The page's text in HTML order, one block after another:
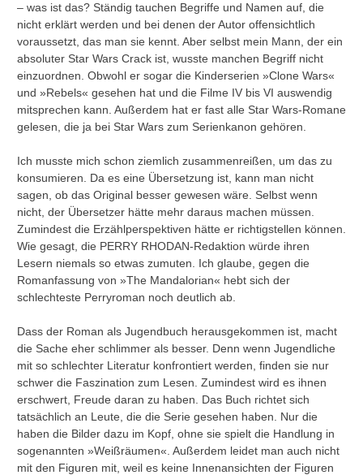
– was ist das? Ständig tauchen Begriffe und Namen auf, die
nicht erklärt werden und bei denen der Autor offensichtlich
voraussetzt, das man sie kennt. Aber selbst mein Mann, der ein
absoluter Star Wars Crack ist, wusste manchen Begriff nicht
einzuordnen. Obwohl er sogar die Kinderserien »Clone Wars«
und »Rebels« gesehen hat und die Filme IV bis VI auswendig
mitsprechen kann. Außerdem hat er fast alle Star Wars-Romane
gelesen, die ja bei Star Wars zum Serienkanon gehören.
Ich musste mich schon ziemlich zusammenreißen, um das zu
konsumieren. Da es eine Übersetzung ist, kann man nicht
sagen, ob das Original besser gewesen wäre. Selbst wenn
nicht, der Übersetzer hätte mehr daraus machen müssen.
Zumindest die Erzählperspektiven hätte er richtigstellen können.
Wie gesagt, die PERRY RHODAN-Redaktion würde ihren
Lesern niemals so etwas zumuten. Ich glaube, gegen die
Romanfassung von »The Mandalorian« hebt sich der
schlechteste Perryroman noch deutlich ab.
Dass der Roman als Jugendbuch herausgekommen ist, macht
die Sache eher schlimmer als besser. Denn wenn Jugendliche
mit so schlechter Literatur konfrontiert werden, finden sie nur
schwer die Faszination zum Lesen. Zumindest wird es ihnen
erschwert, Freude daran zu haben. Das Buch richtet sich
tatsächlich an Leute, die die Serie gesehen haben. Nur die
haben die Bilder dazu im Kopf, ohne sie spielt die Handlung in
sogenannten »Weißräumen«. Außerdem leidet man auch nicht
mit den Figuren mit, weil es keine Innenansichten der Figuren